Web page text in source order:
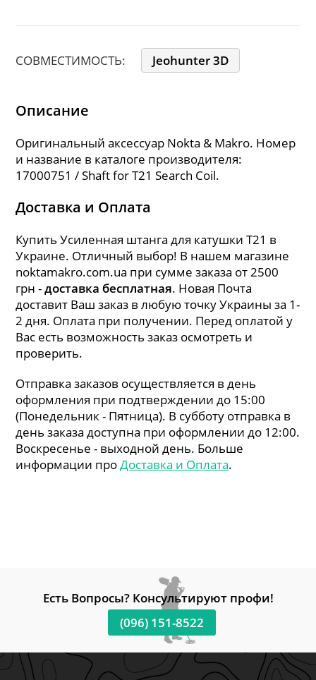
СОВМЕСТИМОСТЬ: Jeohunter 3D
Описание
Оригинальный аксессуар Nokta & Makro. Номер
и название в каталоге производителя:
17000751 / Shaft for T21 Search Coil.
Доставка и Оплата
Купить Усиленная штанга для катушки T21 в
Украине. Отличный выбор! В нашем магазине
noktamakro.com.ua при сумме заказа от 2500
грн -доставка бесплатная. Новая Почта
доставит Ваш заказ в любую точку Украины за 1-
2 дня. Оплата при получении. Перед оплатой у
Вас есть возможность заказ осмотреть и
проверить.
Отправка заказов осуществляется в день
оформления при подтверждении до 15:00
(Понедельник - Пятница). В субботу отправка в
день заказа доступна при оформлении до 12:00.
Воскресенье - выходной день. Больше
информации проДоставка и Оплата.
Есть Вопросы? Консультируют профи!
(096) 151-8522